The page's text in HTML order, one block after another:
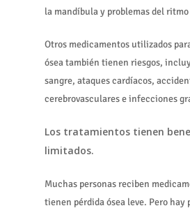
la mandíbula y problemas del
Otros medicamentos utilizados
ósea también tienen riesgos,
sangre, ataques cardíacos,
cerebrovasculares e infecciones
Los tratamientos tienen
limitados.
Muchas personas reciben
tienen pérdida ósea leve. Pero hay